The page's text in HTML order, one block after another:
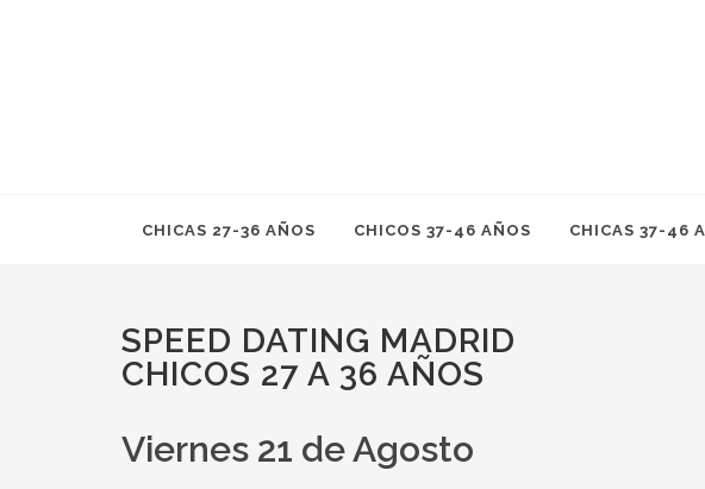
CHICAS 27-36 AÑOS CHICOS 37-46 AÑOS CHICAS 37-46
SPEED DATING MADRID
CHICOS 27 A 36 AÑOS
Viernes 21 de Agosto